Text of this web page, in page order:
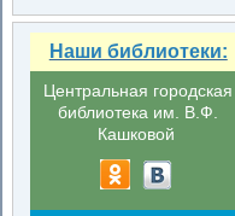
Наши библиотеки:
Центральная городская
библиотека им. В.Ф.
Кашковой